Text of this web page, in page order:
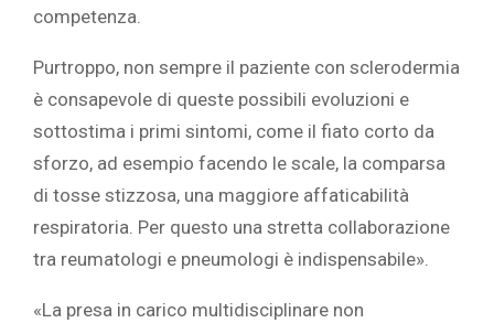
competenza.
Purtroppo, non sempre il paziente con sclerodermia
è consapevole di queste possibili evoluzioni e
sottostima i primi sintomi, come il fiato corto da
sforzo, ad esempio facendo le scale, la comparsa
di tosse stizzosa, una maggiore affaticabilità
respiratoria. Per questo una stretta collaborazione
tra reumatologi e pneumologi è indispensabile».
«La presa in carico multidisciplinare non